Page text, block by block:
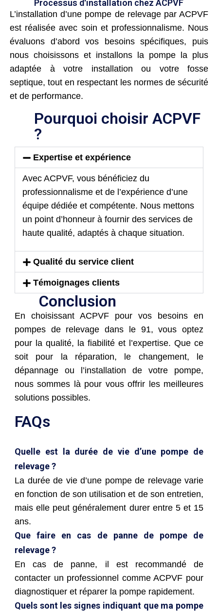
Processus d'installation chez ACPVF
L’installation d’une pompe de relevage par ACPVF
est réalisée avec soin et professionnalisme. Nous
évaluons d’abord vos besoins spécifiques, puis
nous choisissons et installons la pompe la plus
adaptée à votre installation ou votre fosse
septique, tout en respectant les normes de sécurité
et de performance.
Pourquoi choisir ACPVF
?
Expertise et expérience
Avec ACPVF, vous bénéficiez du
professionnalisme et de l’expérience d’une
équipe dédiée et compétente. Nous mettons
un point d’honneur à fournir des services de
haute qualité, adaptés à chaque situation.
Qualité du service client
Témoignages clients
Conclusion
En choisissant ACPVF pour vos besoins en
pompes de relevage dans le 91, vous optez
pour la qualité, la fiabilité et l’expertise. Que ce
soit pour la réparation, le changement, le
dépannage ou l’installation de votre pompe,
nous sommes là pour vous offrir les meilleures
solutions possibles.
FAQs
Quelle est la durée de vie d’une pompe de
relevage ?
La durée de vie d’une pompe de relevage varie
en fonction de son utilisation et de son entretien,
mais elle peut généralement durer entre 5 et 15
ans.
Que faire en cas de panne de pompe de
relevage ?
En cas de panne, il est recommandé de
contacter un professionnel comme ACPVF pour
diagnostiquer et réparer la pompe rapidement.
Quels sont les signes indiquant que ma pompe